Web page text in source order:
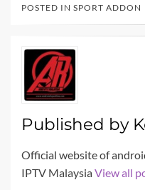
POSTED IN SPORT ADDON
Published by
Official website of
IPTV MalaysiaView all